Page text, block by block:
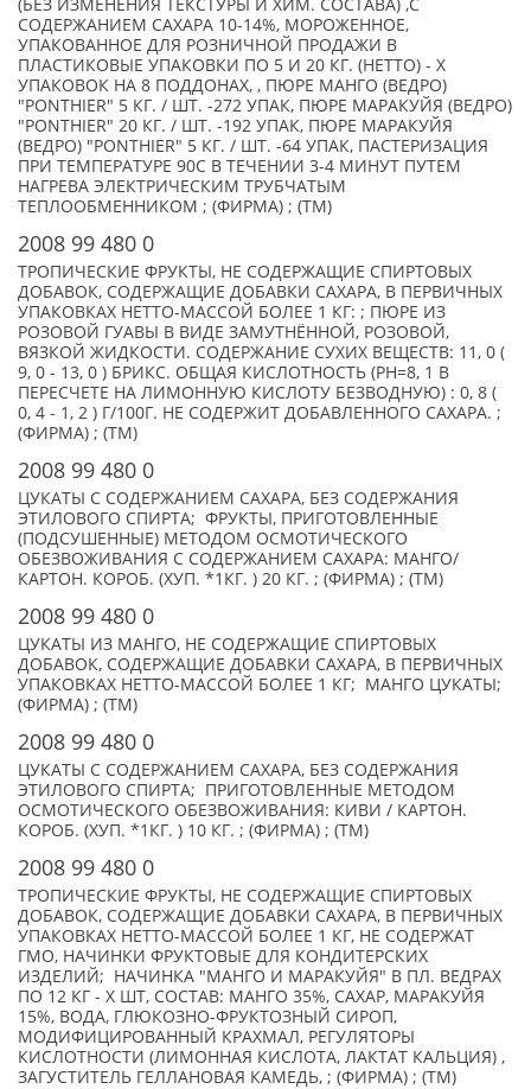
(БЕЗ ИЗМЕНЕНИЯ ТЕКСТУРЫ И ХИМ. СОСТАВА) ,С
СОДЕРЖАНИЕМ САХАРА 10-14%, МОРОЖЕННОЕ,
УПАКОВАННОЕ ДЛЯ РОЗНИЧНОЙ ПРОДАЖИ В
ПЛАСТИКОВЫЕ УПАКОВКИ ПО 5 И 20 КГ. (НЕТТО) - X
УПАКОВОК НА 8 ПОДДОНАХ, , ПЮРЕ МАНГО (ВЕДРО)
"PONTHIER" 5 КГ. / ШТ. -272 УПАК, ПЮРЕ МАРАКУЙЯ (ВЕДРО)
"PONTHIER" 20 КГ. / ШТ. -192 УПАК, ПЮРЕ МАРАКУЙЯ
(ВЕДРО) "PONTHIER" 5 КГ. / ШТ. -64 УПАК, ПАСТЕРИЗАЦИЯ
ПРИ ТЕМПЕРАТУРЕ 90С В ТЕЧЕНИИ 3-4 МИНУТ ПУТЕМ
НАГРЕВА ЭЛЕКТРИЧЕСКИМ ТРУБЧАТЫМ
ТЕПЛООБМЕННИКОМ ; (ФИРМА) ; (TM)
2008 99 480 0
ТРОПИЧЕСКИЕ ФРУКТЫ, НЕ СОДЕРЖАЩИЕ СПИРТОВЫХ
ДОБАВОК, СОДЕРЖАЩИЕ ДОБАВКИ САХАРА, В ПЕРВИЧНЫХ
УПАКОВКАХ НЕТТО-МАССОЙ БОЛЕЕ 1 КГ: ; ПЮРЕ ИЗ
РОЗОВОЙ ГУАВЫ В ВИДЕ ЗАМУТНЁННОЙ, РОЗОВОЙ,
ВЯЗКОЙ ЖИДКОСТИ. СОДЕРЖАНИЕ СУХИХ ВЕЩЕСТВ: 11, 0 (
9, 0 - 13, 0 ) БРИКС. ОБЩАЯ КИСЛОТНОСТЬ (РН=8, 1 В
ПЕРЕСЧЕТЕ НА ЛИМОННУЮ КИСЛОТУ БЕЗВОДНУЮ) : 0, 8 (
0, 4 - 1, 2 ) Г/100Г. НЕ СОДЕРЖИТ ДОБАВЛЕННОГО САХАРА. ;
(ФИРМА) ; (TM)
2008 99 480 0
ЦУКАТЫ С СОДЕРЖАНИЕМ САХАРА, БЕЗ СОДЕРЖАНИЯ
ЭТИЛОВОГО СПИРТА; ФРУКТЫ, ПРИГОТОВЛЕННЫЕ
(ПОДСУШЕННЫЕ) МЕТОДОМ ОСМОТИЧЕСКОГО
ОБЕЗВОЖИВАНИЯ С СОДЕРЖАНИЕМ САХАРА: МАНГО/
КАРТОН. КОРОБ. (XУП. *1КГ. ) 20 КГ. ; (ФИРМА) ; (TM)
2008 99 480 0
ЦУКАТЫ ИЗ МАНГО, НЕ СОДЕРЖАЩИЕ СПИРТОВЫХ
ДОБАВОК, СОДЕРЖАЩИЕ ДОБАВКИ САХАРА, В ПЕРВИЧНЫХ
УПАКОВКАХ НЕТТО-МАССОЙ БОЛЕЕ 1 КГ; МАНГО ЦУКАТЫ;
(ФИРМА) ; (TM)
2008 99 480 0
ЦУКАТЫ С СОДЕРЖАНИЕМ САХАРА, БЕЗ СОДЕРЖАНИЯ
ЭТИЛОВОГО СПИРТА; ПРИГОТОВЛЕННЫЕ МЕТОДОМ
ОСМОТИЧЕСКОГО ОБЕЗВОЖИВАНИЯ: КИВИ / КАРТОН.
КОРОБ. (XУП. *1КГ. ) 10 КГ. ; (ФИРМА) ; (TM)
2008 99 480 0
ТРОПИЧЕСКИЕ ФРУКТЫ, НЕ СОДЕРЖАЩИЕ СПИРТОВЫХ
ДОБАВОК, СОДЕРЖАЩИЕ ДОБАВКИ САХАРА, В ПЕРВИЧНЫХ
УПАКОВКАХ НЕТТО-МАССОЙ БОЛЕЕ 1 КГ, НЕ СОДЕРЖАТ
ГМО, НАЧИНКИ ФРУКТОВЫЕ ДЛЯ КОНДИТЕРСКИХ
ИЗДЕЛИЙ; НАЧИНКА "МАНГО И МАРАКУЙЯ" В ПЛ. ВЕДРАХ
ПО 12 КГ - X ШТ, СОСТАВ: МАНГО 35%, САХАР, МАРАКУЙЯ
15%, ВОДА, ГЛЮКОЗНО-ФРУКТОЗНЫЙ СИРОП,
МОДИФИЦИРОВАННЫЙ КРАХМАЛ, РЕГУЛЯТОРЫ
КИСЛОТНОСТИ (ЛИМОННАЯ КИСЛОТА, ЛАКТАТ КАЛЬЦИЯ) ,
ЗАГУСТИТЕЛЬ ГЕЛЛАНОВАЯ КАМЕДЬ, ; (ФИРМА) ; (TM)